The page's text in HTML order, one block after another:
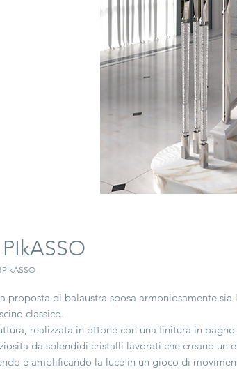
proposta di balaustra sposa armoniosamente
classico.
realizzata in ottone con una finitura in
da splendidi cristalli lavorati che creano un
e amplificando la luce in un gioco di